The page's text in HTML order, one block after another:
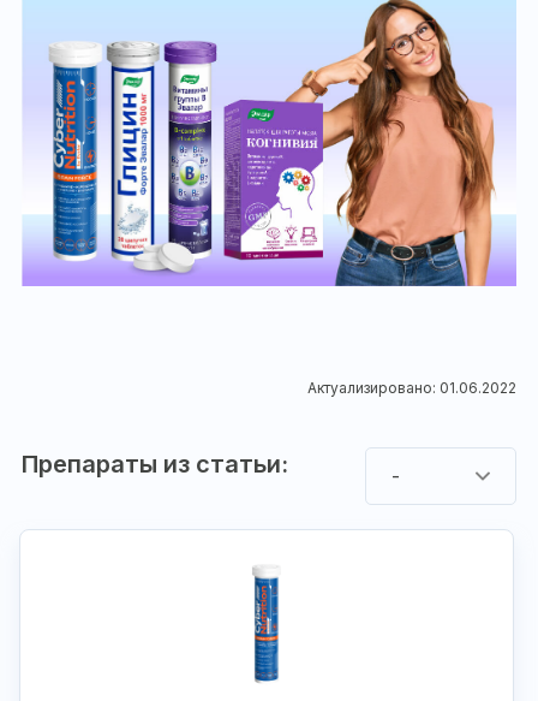
Актуализировано: 01.06.2022
Препараты из статьи: -